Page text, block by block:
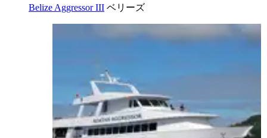
Belize Aggressor III ベリーズ